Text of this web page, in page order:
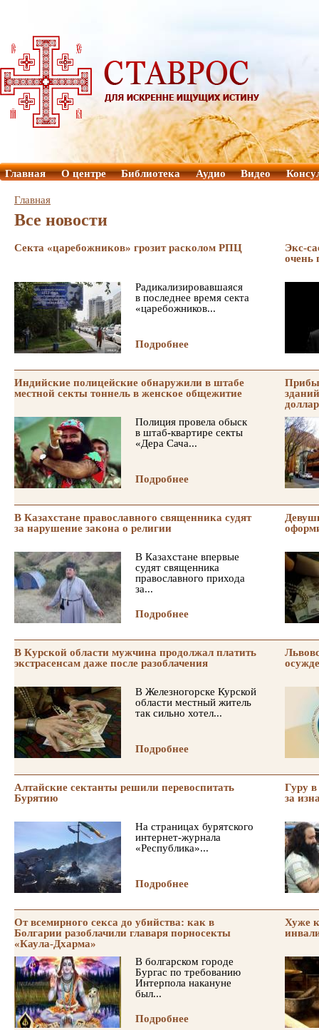
Главная О центре Библиотека Аудио Видео
Главная
Все новости
Секта «царебожников» грозит расколом РПЦ
Радикализировавшаяся
в последнее время секта
«царебожников...
Подробнее
Экс-
очень
Индийские полицейские обнаружили в штабе
местной секты тоннель в женское общежитие
Полиция провела обыск
в штаб-квартире секты
«Дера Сача...
Подробнее
В Казахстане православного священника судят
за нарушение закона о религии
В Казахстане впервые
судят священника
православного прихода
за...
Подробнее
В Курской области мужчина продолжал платить
экстрасенсам даже после разоблачения
В Железногорске Курской
области местный житель
так сильно хотел...
Подробнее
Алтайские сектанты решили перевоспитать
Бурятию
На страницах бурятского
интернет-журнала
«Республика»...
Подробнее
Гуру
за
От всемирного секса до убийства: как в
Болгарии разоблачили главаря порносекты
«Каула-Дхарма»
В болгарском городе
Бургас по требованию
Интерпола накануне
был...
Подробнее
Хуже